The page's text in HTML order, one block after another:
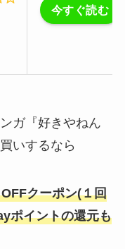
今すぐ読む
ガ『好きやねん
いするなら
クーポン(１回
ポイントの還元も